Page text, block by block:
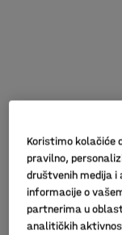
Koristimo kolačiće
pravilno,
društvenih medija i
informacije o
partnerima u
analitičkih